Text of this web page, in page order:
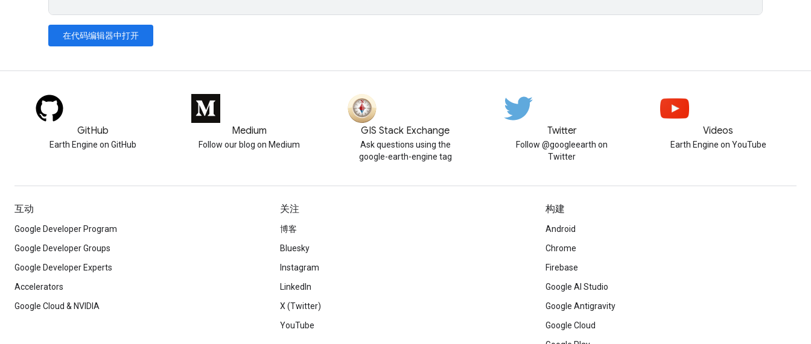
在代码编辑器中打开
GitHub
Earth Engine on GitHub
Medium
Follow our blog on Medium
GIS Stack Exchange
Ask questions using the
google-earth-engine tag
Twitter
Follow @googleearth on
Twitter
Videos
Earth Engine on YouTube
互动
Google Developer Program
Google Developer Groups
Google Developer Experts
Accelerators
Google Cloud & NVIDIA
关注
博客
Bluesky
Instagram
LinkedIn
X (Twitter)
YouTube
构建
Android
Chrome
Firebase
Google AI Studio
Google Antigravity
Google Cloud